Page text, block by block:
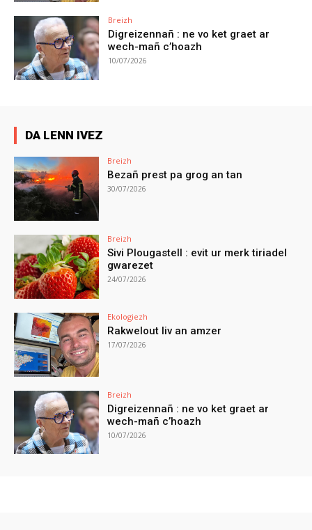
Breizh
Digreizennañ : ne vo ket graet ar
wech-mañ c’hoazh
10/07/2026
DA LENN IVEZ
Breizh
Bezañ prest pa grog an tan
30/07/2026
Breizh
Sivi Plougastell : evit ur merk tiriadel
gwarezet
24/07/2026
Ekologiezh
Rakwelout liv an amzer
17/07/2026
Breizh
Digreizennañ : ne vo ket graet ar
wech-mañ c’hoazh
10/07/2026